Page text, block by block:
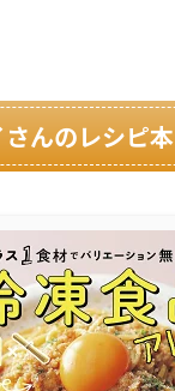
んのレシピ本